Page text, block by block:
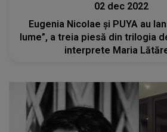
02 dec 2022
Eugenia Nicolae și PUYA au
lume”, a treia piesă din trilogia
interprete Maria